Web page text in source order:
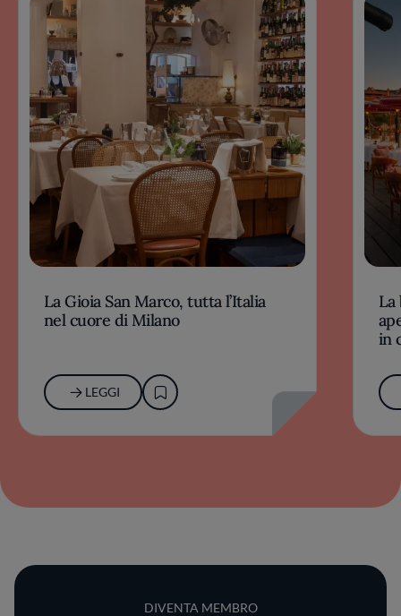
La Gioia San Marco, tutta l’Italia
nel cuore di Milano
LEGGI
La
in
DIVENTA MEMBRO